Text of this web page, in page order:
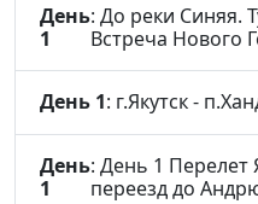
День
1
: До реки Синяя.
Встреча Нового
День 1: г.Якутск -
День
1
: День 1 Перелет
переезд до